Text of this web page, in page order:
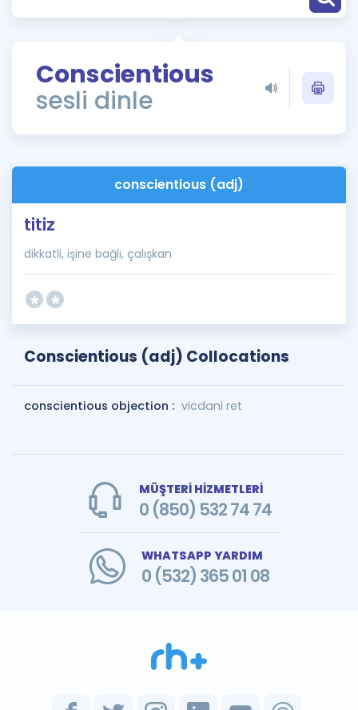
ÖSYM Sınav Takvimi
Kampanyalar
İngilizce Gramer
Conscientious
sesli dinle
conscientious (adj)
titiz
dikkatli, işine bağlı, çalışkan
Conscientious (adj) Collocations
conscientious objection : vicdani ret
MÜŞTERİ HİZMETLERİ
0 (850) 532 74 74
WHATSAPP YARDIM
0 (532) 365 01 08